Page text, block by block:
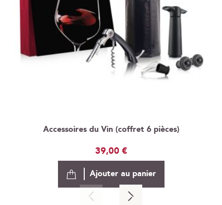
Accessoires du Vin (coffret 6 pièces)
39,00 €
Ajouter au panier